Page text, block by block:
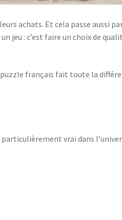
achats. Et cela passe aussi
jeu : c’est faire un choix de
français fait toute la
vrai dans